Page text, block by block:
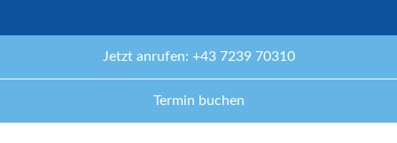
Jetzt anrufen: +43 7239 70310
Termin buchen